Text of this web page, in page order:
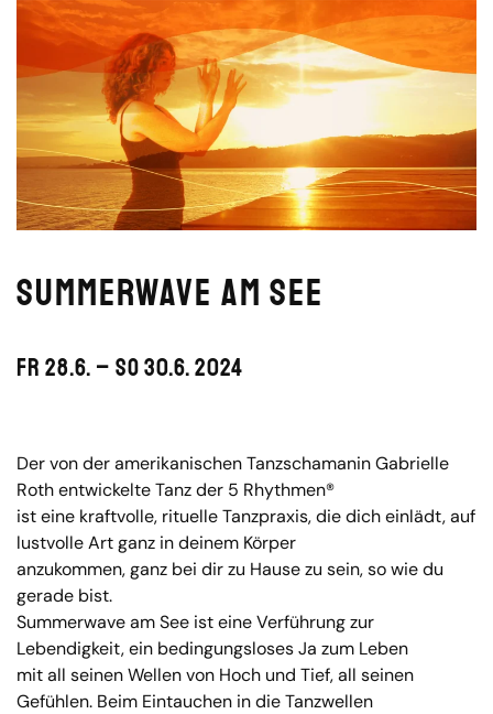
Summerwave am See
Fr 28.6. – So 30.6. 2024
Der von der amerikanischen Tanzschamanin Gabrielle
Roth entwickelte Tanz der 5 Rhythmen®
ist eine kraftvolle, rituelle Tanzpraxis, die dich einlädt, auf
lustvolle Art ganz in deinem Körper
anzukommen, ganz bei dir zu Hause zu sein, so wie du
gerade bist.
Summerwave am See ist eine Verführung zur
Lebendigkeit, ein bedingungsloses Ja zum Leben
mit all seinen Wellen von Hoch und Tief, all seinen
Gefühlen. Beim Eintauchen in die Tanzwellen